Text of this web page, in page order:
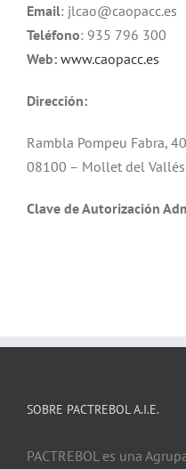
Email: jlcao@caopacc.es
Teléfono: 935 796 300
Web: www.caopacc.es
Dirección:
Rambla Pompeu Fabra, 40
08100 – Mollet del Vallés
Clave de Autorización
SOBRE PACTREBOL A.I.E.
PACTREBOL es una